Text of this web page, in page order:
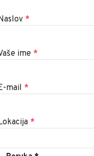
*
ime *
mail *
*